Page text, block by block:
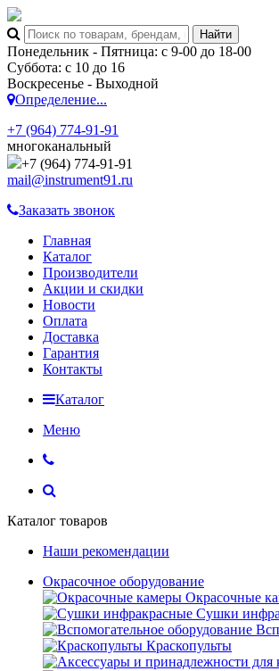
Понедельник - Пятница: с 9-00 до 18-00
Суббота: с 10 до 16
Воскресенье - Выходной
Определение...
+7 (964) 774-91-91
многоканальный
+7 (964) 774-91-91
mail@instrument91.ru
Заказать звонок
Главная
Каталог
Производители
Акции и скидки
Новости
Оплата
Доставка
Гарантия
Контакты
Каталог
Меню
Каталог товаров
Наши рекомендации
Окрасочное оборудование
Окрасочные
Сушки
Краскопульты